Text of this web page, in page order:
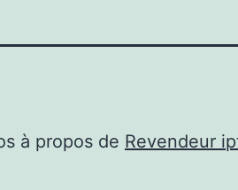
à propos de Revendeur